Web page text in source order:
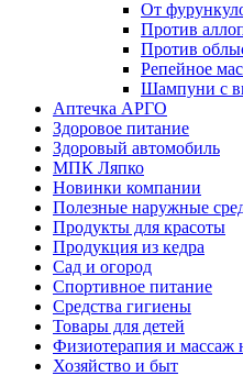
От
Против
Против
Репейное
Шампуни с
Аптечка АРГО
Здоровое питание
Здоровый автомобиль
МПК Ляпко
Новинки компании
Полезные наружные
Продукты для красоты
Продукция из кедра
Сад и огород
Спортивное питание
Средства гигиены
Товары для детей
Физиотерапия и массаж
Хозяйство и быт